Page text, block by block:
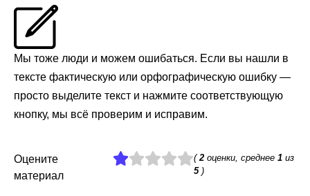
Мы тоже люди и можем ошибаться. Если вы нашли в
тексте фактическую или орфографическую ошибку —
просто выделите текст и нажмите соответствующую
кнопку, мы всё проверим и исправим.
Оцените
материал
(2оценки, среднее 1из
5)